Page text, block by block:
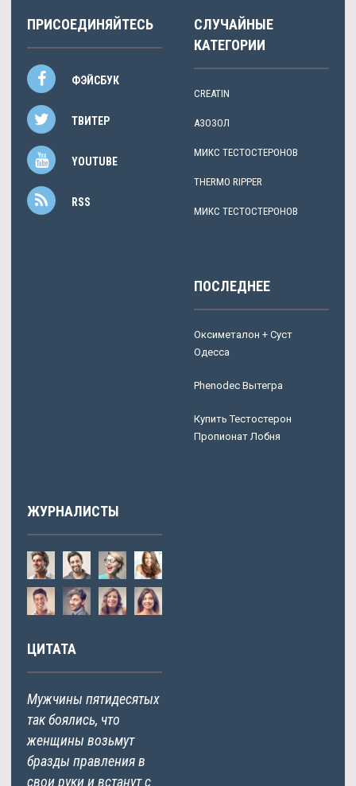
ПРИСОЕДИНЯЙТЕСЬ
ФЭЙСБУК
ТВИТЕР
YOUTUBE
RSS
СЛУЧАЙНЫЕ
КАТЕГОРИИ
CREATIN
АЗОЗОЛ
МИКС ТЕСТОСТЕРОНОВ
THERMO RIPPER
МИКС ТЕСТОСТЕРОНОВ
ПОСЛЕДНЕЕ
Оксиметалон + Суст
Одесса
Phenodec Вытегра
Купить Тестостерон
Пропионат Лобня
ЖУРНАЛИСТЫ
ЦИТАТА
Мужчины пятидесятых
так боялись, что
женщины возьмут
бразды правления в
свои руки и встанут с